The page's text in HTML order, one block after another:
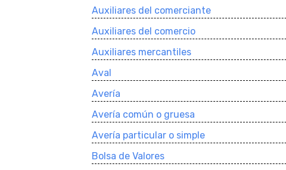
Auxiliares del comerciante
Auxiliares del comercio
Auxiliares mercantiles
Aval
Averí­a
Averí­a común o gruesa
Averí­a particular o simple
Bolsa de Valores